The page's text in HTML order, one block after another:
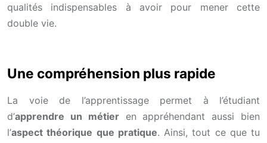
qualités indispensables à avoir pour mener cette
double vie.
Une compréhension plus rapide
La voie de l’apprentissage permet à l’étudiant
d’apprendre un métieren appréhendant aussi bien
l’aspect théorique que pratique. Ainsi, tout ce que tu